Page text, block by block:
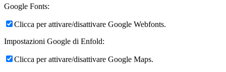
Google Fonts:
Clicca per attivare/disattivare Google Webfonts.
Impostazioni Google di Enfold:
Clicca per attivare/disattivare Google Maps.